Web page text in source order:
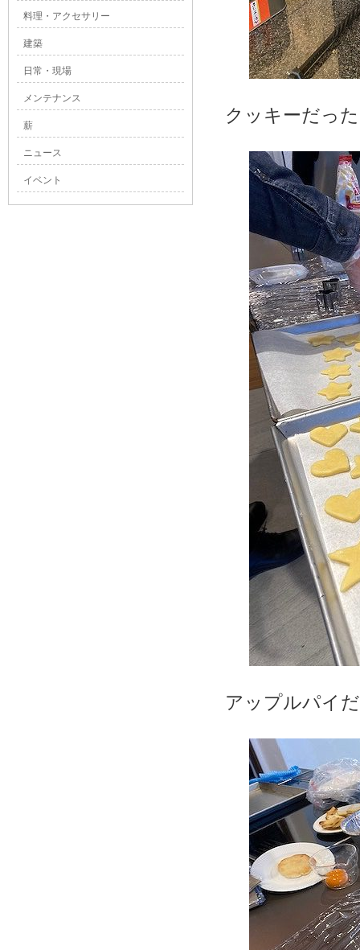
クッキーだっ
アップルパイ
料理・アクセサリー
建築
日常・現場
メンテナンス
薪
ニュース
イベント